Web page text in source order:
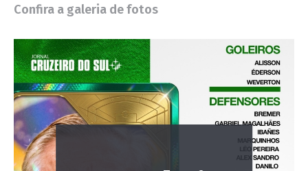
Confira a galeria de fotos